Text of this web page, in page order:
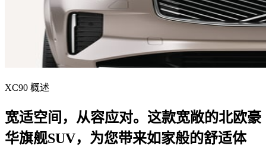
XC90 概述
宽适空间，从容应对。这款宽敞的北欧豪
华旗舰SUV，为您带来如家般的舒适体